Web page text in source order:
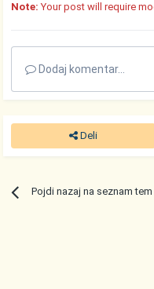
Note: Your post will require
Dodaj komentar...
Deli
Pojdi nazaj na seznam tem